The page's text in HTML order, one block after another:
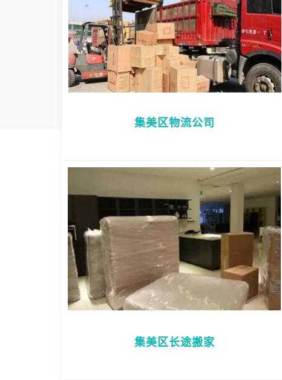
集美区物流公司
集美区长途搬家